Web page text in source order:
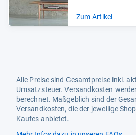
Zum Artikel
Alle Preise sind Gesamtpreise inkl.
Umsatzsteuer. Versandkosten
berechnet. Maßgeblich sind der
Versandkosten, die der jeweilige
Kaufes anbietet.